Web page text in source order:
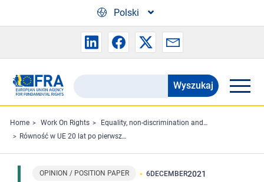
Polski
Search
the
FRA
website
Wyszukaj
Home Work On Rights
Equality, non-discrimination and racism
Równość w UE 20 lat po pierwszym wdrożeniu dyrektyw w sprawie równego traktowania - Streszczenie
OPINION / POSITION PAPER 6DECEMBER2021